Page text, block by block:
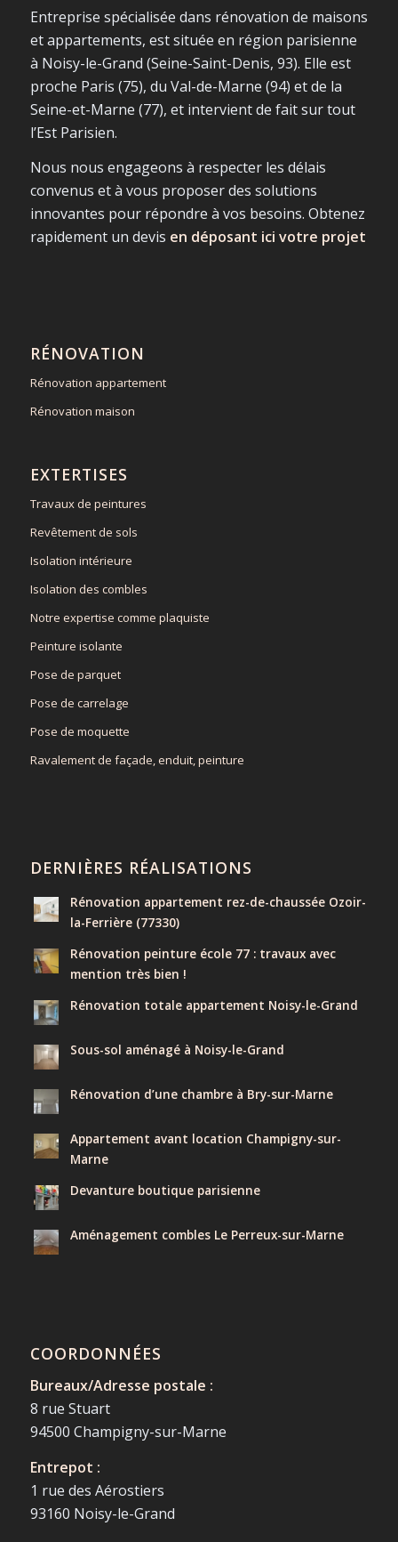
Entreprise spécialisée dans rénovation de maisons
et appartements, est située en région parisienne
à Noisy-le-Grand (Seine-Saint-Denis, 93). Elle est
proche Paris (75), du Val-de-Marne (94) et de la
Seine-et-Marne (77), et intervient de fait sur tout
l’Est Parisien.
Nous nous engageons à respecter les délais
convenus et à vous proposer des solutions
innovantes pour répondre à vos besoins. Obtenez
rapidement un devis en déposant ici votre projet
RÉNOVATION
Rénovation appartement
Rénovation maison
EXTERTISES
Travaux de peintures
Revêtement de sols
Isolation intérieure
Isolation des combles
Notre expertise comme plaquiste
Peinture isolante
Pose de parquet
Pose de carrelage
Pose de moquette
Ravalement de façade, enduit, peinture
DERNIÈRES RÉALISATIONS
Rénovation appartement rez-de-chaussée Ozoir-
la-Ferrière (77330)
Rénovation peinture école 77 : travaux avec
mention très bien !
Rénovation totale appartement Noisy-le-Grand
Sous-sol aménagé à Noisy-le-Grand
Rénovation d’une chambre à Bry-sur-Marne
Appartement avant location Champigny-sur-
Marne
Devanture boutique parisienne
Aménagement combles Le Perreux-sur-Marne
COORDONNÉES
Bureaux/Adresse postale :
8 rue Stuart
94500 Champigny-sur-Marne
Entrepot :
1 rue des Aérostiers
93160 Noisy-le-Grand